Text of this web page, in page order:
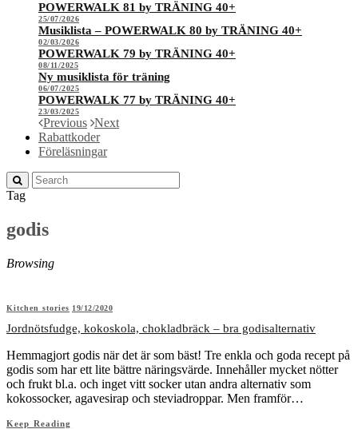
POWERWALK 81 by TRÄNING 40+
25/07/2026
Musiklista – POWERWALK 80 by TRÄNING 40+
02/03/2026
POWERWALK 79 by TRÄNING 40+
08/11/2025
Ny musiklista för träning
06/07/2025
POWERWALK 77 by TRÄNING 40+
23/03/2025
Previous Next
Rabattkoder
Föreläsningar
Tag
godis
Browsing
Kitchen stories 19/12/2020
Jordnötsfudge, kokoskola, chokladbräck – bra godisalternativ
Hemmagjort godis när det är som bäst! Tre enkla och goda recept på
godis som har ett lite bättre näringsvärde. Innehåller mycket nötter
och frukt bl.a. och inget vitt socker utan andra alternativ som
kokossocker, agavesirap och steviadroppar. Men framför…
Keep Reading